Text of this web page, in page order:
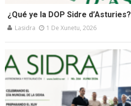
¿Qué ye la DOP Sidre d’Asturies?
Lasidra 1 De Xunetu, 2026